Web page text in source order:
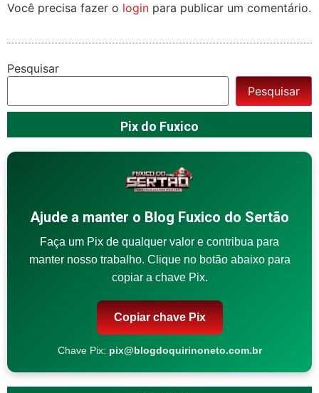
Você precisa fazer o login para publicar um comentário.
Pesquisar
Pesquisar
Pix do Fuxico
Ajude a manter o Blog Fuxico do Sertão
Faça um Pix de qualquer valor e contribua para
manter nosso trabalho. Clique no botão abaixo para
copiar a chave Pix.
Copiar chave Pix
Chave Pix: pix@blogdoquirinoneto.com.br